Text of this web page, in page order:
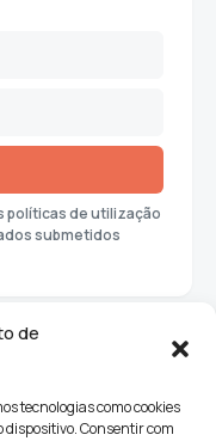
de
tecnologias como cookies
Consentir com
políticas de utilização
submetidos